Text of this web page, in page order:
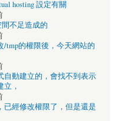
hosting 設定有關
不足造成的
/tmp的權限後，今天網站的
自動建立的，會找不到表示
立，
已經修改權限了，但是還是